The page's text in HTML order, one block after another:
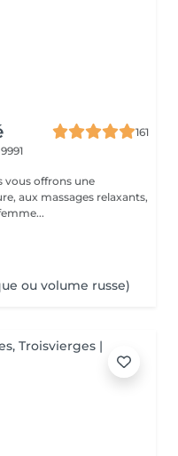
161
vous offrons une
aux massages relaxants,
ou volume russe)